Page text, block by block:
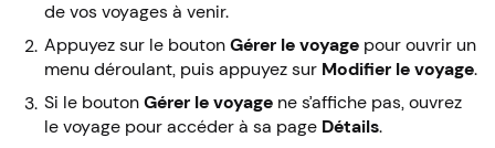
de vos voyages à venir.
Appuyez sur le bouton Gérer le voyage pour ouvrir un
menu déroulant, puis appuyez sur Modifier le voyage.
Si le bouton Gérer le voyage ne s’affiche pas, ouvrez
le voyage pour accéder à sa page Détails.